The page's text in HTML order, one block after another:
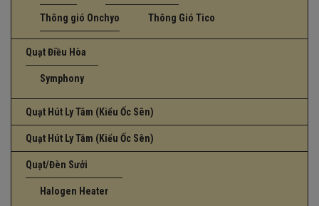
Thông gió Onchyo Thông Gió Tico
Quạt Điều Hòa
Symphony
Quạt Hút Ly Tâm (Kiểu Ốc Sên)
Quạt Hút Ly Tâm (Kiểu Ốc Sên)
Quạt/Đèn Sưởi
Halogen Heater